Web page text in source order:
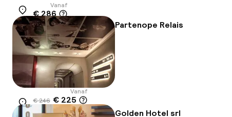
Locatie
Vanaf
€ 286
Partenope Relais
Locatie
Vanaf
€ 246 € 225
-9% Golden Hotel srl